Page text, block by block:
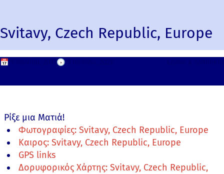
Svitavy, Czech Republic, Europe
📅 🕟
Ρίξε μια Ματιά!
Φωτογραφίες: Svitavy, Czech Republic, Europe
Καιρος: Svitavy, Czech Republic, Europe
GPS links
Δορυφορικός Χάρτης: Svitavy, Czech Republic,